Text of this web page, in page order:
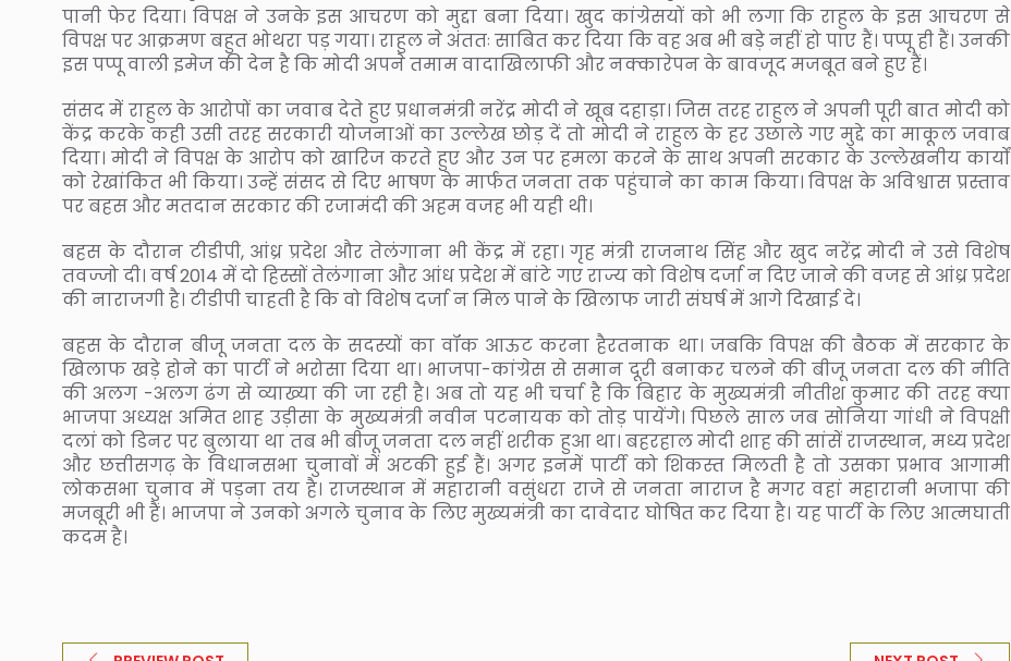
पानी फेर दिया। विपक्ष ने उनके इस आचरण को मुद्दा बना दिया। खुद कांग्रेसयों को भी लगा कि राहुल के इस आचरण से
विपक्ष पर आक्रमण बहुत भोथरा पड़ गया। राहुल ने अंततः साबित कर दिया कि वह अब भी बड़े नहीं हो पाए हैं। पप्पू ही हैं। उनकी
इस पप्पू वाली इमेज की देन है कि मोदी अपने तमाम वादाखिलाफी और नक्कारेपन के बावजूद मजबूत बने हुए हैं।
संसद में राहुल के आरोपों का जवाब देते हुए प्रधानमंत्री नरेंद्र मोदी ने खूब दहाड़ा। जिस तरह राहुल ने अपनी पूरी बात मोदी को
केंद्र करके कही उसी तरह सरकारी योजनाओं का उल्लेख छोड़ दें तो मोदी ने राहुल के हर उछाले गए मुद्दे का माकूल जवाब
दिया। मोदी ने विपक्ष के आरोप को खारिज करते हुए और उन पर हमला करने के साथ अपनी सरकार के उल्लेखनीय कार्यों
को रेखांकित भी किया। उन्हें संसद से दिए भाषण के मार्फत जनता तक पहुंचाने का काम किया। विपक्ष के अविश्वास प्रस्ताव
पर बहस और मतदान सरकार की रजामंदी की अहम वजह भी यही थी।
बहस के दौरान टीडीपी, आंध्र प्रदेश और तेलंगाना भी केंद्र में रहा। गृह मंत्री राजनाथ सिंह और खुद नरेंद्र मोदी ने उसे विशेष
तवज्जो दी। वर्ष 2014 में दो हिस्सों तेलंगाना और आंध प्रदेश में बांटे गए राज्य को विशेष दर्जा न दिए जाने की वजह से आंध्र प्रदेश
की नाराजगी है। टीडीपी चाहती है कि वो विशेष दर्जा न मिल पाने के खिलाफ जारी संघर्ष में आगे दिखाई दे।
बहस के दौरान बीजू जनता दल के सदस्यों का वॉक आऊट करना हैरतनाक था। जबकि विपक्ष की बैठक में सरकार के
खिलाफ खड़े होने का पार्टी ने भरोसा दिया था। भाजपा-कांग्रेस से समान दूरी बनाकर चलने की बीजू जनता दल की नीति
की अलग -अलग ढंग से व्याख्या की जा रही है। अब तो यह भी चर्चा है कि बिहार के मुख्यमंत्री नीतीश कुमार की तरह क्या
भाजपा अध्यक्ष अमित शाह उड़ीसा के मुख्यमंत्री नवीन पटनायक को तोड़ पायेंगे। पिछले साल जब सोनिया गांधी ने विपक्षी
दलां को डिनर पर बुलाया था तब भी बीजू जनता दल नहीं शरीक हुआ था। बहरहाल मोदी शाह की सांसें राजस्थान, मध्य प्रदेश
और छत्तीसगढ़ के विधानसभा चुनावों में अटकी हुई हैं। अगर इनमें पार्टी को शिकस्त मिलती है तो उसका प्रभाव आगामी
लोकसभा चुनाव में पड़ना तय है। राजस्थान में महारानी वसुंधरा राजे से जनता नाराज है मगर वहां महारानी भजापा की
मजबूरी भी हैं। भाजपा ने उनको अगले चुनाव के लिए मुख्यमंत्री का दावेदार घोषित कर दिया है। यह पार्टी के लिए आत्मघाती
कदम है।